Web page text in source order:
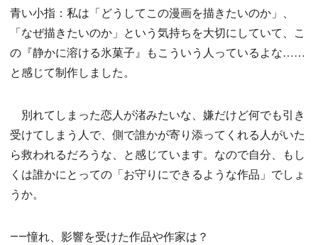
青い小指：私は「どうしてこの漫画を描きたいのか」、
「なぜ描きたいのか」という気持ちを大切にしていて、こ
の『静かに溶ける氷菓子』もこういう人っているよな……
と感じて制作しました。
別れてしまった恋人が渚みたいな、嫌だけど何でも引き
受けてしまう人で、側で誰かが寄り添ってくれる人がいた
ら救われるだろうな、と感じています。なので自分、もし
くは誰かにとっての「お守りにできるような作品」でしょ
うか。
――憧れ、影響を受けた作品や作家は？